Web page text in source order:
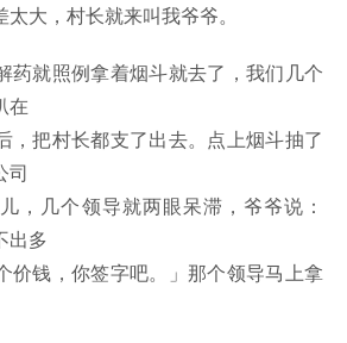
大，村长就来叫我爷爷。
就照例拿着烟斗就去了，我们几个
在
，把村长都支了出去。点上烟斗抽了
司
，几个领导就两眼呆滞，爷爷说：
出多
价钱，你签字吧。」那个领导马上拿